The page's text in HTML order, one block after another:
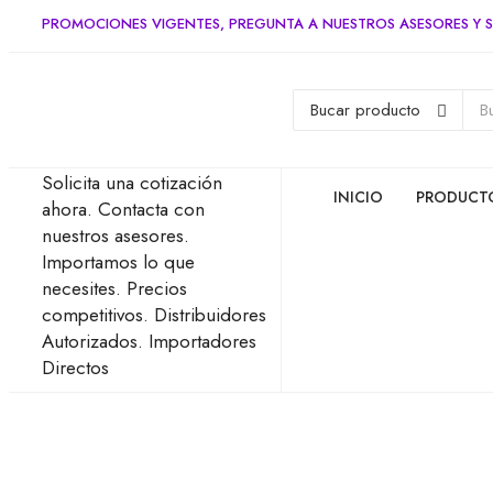
PROMOCIONES VIGENTES, PREGUNTA A NUESTROS ASESORES
Solicita una cotización
ahora. Contacta con
nuestros asesores.
Importamos lo que
necesites. Precios
competitivos. Distribuidores
Autorizados. Importadores
Directos
INICIO